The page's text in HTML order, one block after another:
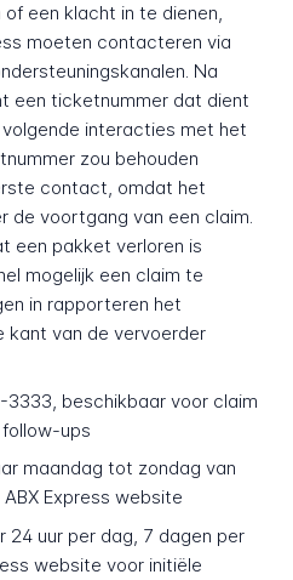
een klacht in te dienen,
moeten contacteren via
Na
een ticketnummer dat dient
interacties met het
zou behouden
contact, omdat het
de voortgang van een claim.
een pakket verloren is
mogelijk een claim te
in rapporteren het
kant van de vervoerder
3333, beschikbaar voor claim
ups
maandag tot zondag van
Express website
24 uur per dag, 7 dagen per
website voor initiële